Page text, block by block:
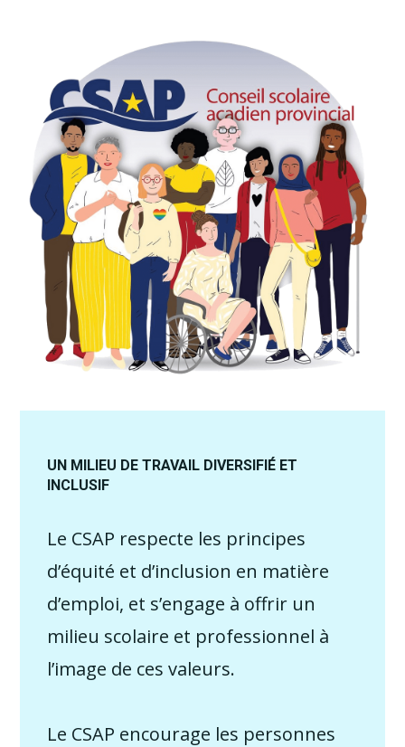
UN MILIEU DE TRAVAIL DIVERSIFIÉ ET
INCLUSIF
Le CSAP respecte les principes
d’équité et d’inclusion en matière
d’emploi, et s’engage à offrir un
milieu scolaire et professionnel à
l’image de ces valeurs.
Le CSAP encourage les personnes